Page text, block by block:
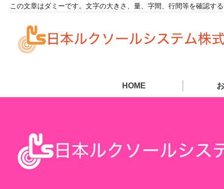
この文章はダミーです。文字の大きさ、量、字間、行間等を確認す
HOME